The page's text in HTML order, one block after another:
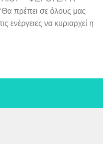
σε όλους μας
ενέργειες να κυριαρχεί η